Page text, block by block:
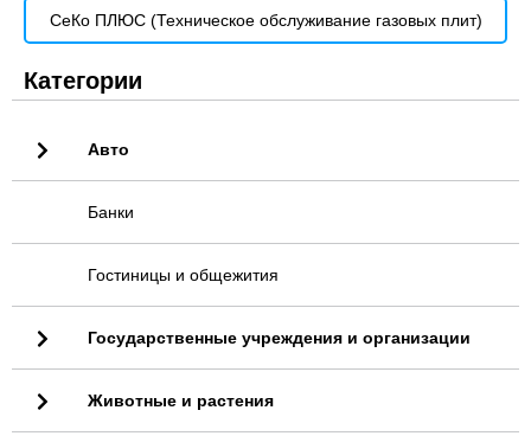
СеКо ПЛЮС (Техническое обслуживание газовых плит)
Категории
Авто
Банки
Гостиницы и общежития
Государственные учреждения и организации
Животные и растения